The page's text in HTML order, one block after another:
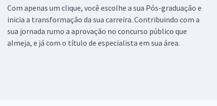
Com apenas um clique, você escolhe a sua Pós-graduação e
inicia a transformação da sua carreira. Contribuindo com a
sua jornada rumo a aprovação no concurso público que
almeja, e já com o título de especialista em sua área.